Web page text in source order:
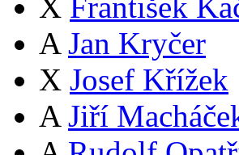
X František
A Jan Kryčer
X Josef Křížek
A Jiří